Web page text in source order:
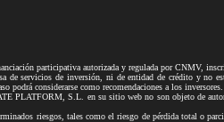
participativa autorizada y regulada por CNMV,
servicios de inversión, ni de entidad de crédito y no
considerarse como recomendaciones a los inversores.
PLATFORM, S.L. en su sitio web no son objeto de
riesgos, tales como el riesgo de pérdida total o